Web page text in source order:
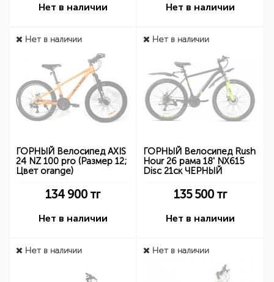
Нет в наличии Нет в наличии
Нет в наличии
ГОРНЫЙ Велосипед AXIS
24 NZ 100 pro (Размер 12;
Цвет orange)
134 900 тг
Нет в наличии
Нет в наличии
ГОРНЫЙ Велосипед Rush
Hour 26 рама 18' NX615
Disc 21ск ЧЕРНЫЙ
135 500тг
Нет в наличии
Нет в наличии Нет в наличии